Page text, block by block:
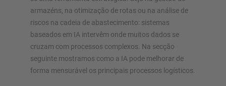
armazéns, na otimização de rotas ou na análise de
riscos na cadeia de abastecimento: sistemas
baseados em IA intervêm onde muitos dados se
cruzam com processos complexos. Na secção
seguinte mostramos como a IA pode melhorar de
forma mensurável os principais processos logísticos.